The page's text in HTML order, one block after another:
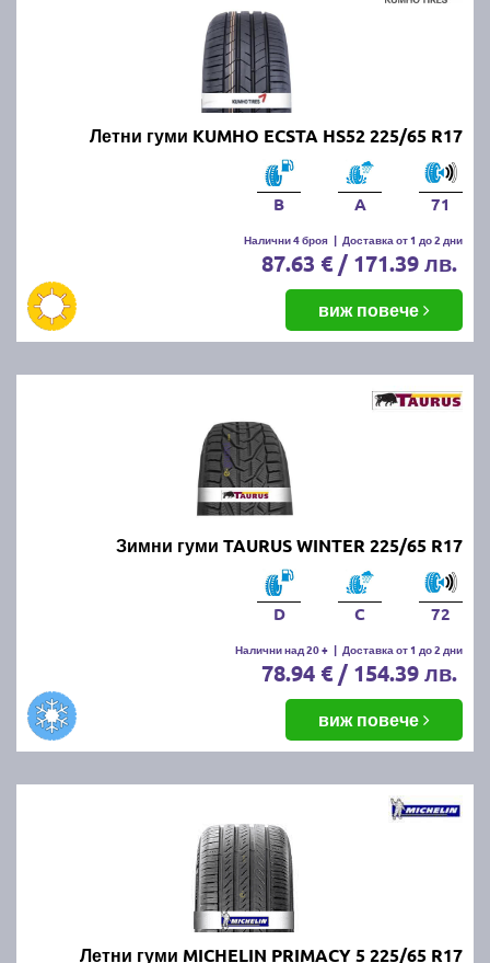
Летни гуми KUMHO ECSTA HS52 225/65 R17
B A 71
Налични 4 броя | Доставка от 1 до 2 дни
87.63 € / 171.39 лв.
виж повече
Зимни гуми TAURUS WINTER 225/65 R17
D C 72
Налични над 20 + | Доставка от 1 до 2 дни
78.94 € / 154.39 лв.
виж повече
Летни гуми MICHELIN PRIMACY 5 225/65 R17